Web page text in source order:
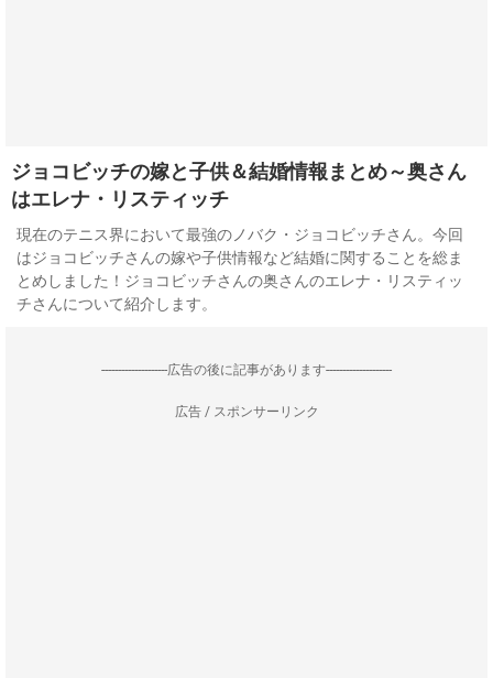
ジョコビッチの嫁と子供＆結婚情報まとめ～奥さん
はエレナ・リスティッチ
現在のテニス界において最強のノバク・ジョコビッチさん。今回
はジョコビッチさんの嫁や子供情報など結婚に関することを総ま
とめしました！ジョコビッチさんの奥さんのエレナ・リスティッ
チさんについて紹介します。
--------------------広告の後に記事があります--------------------
広告 / スポンサーリンク